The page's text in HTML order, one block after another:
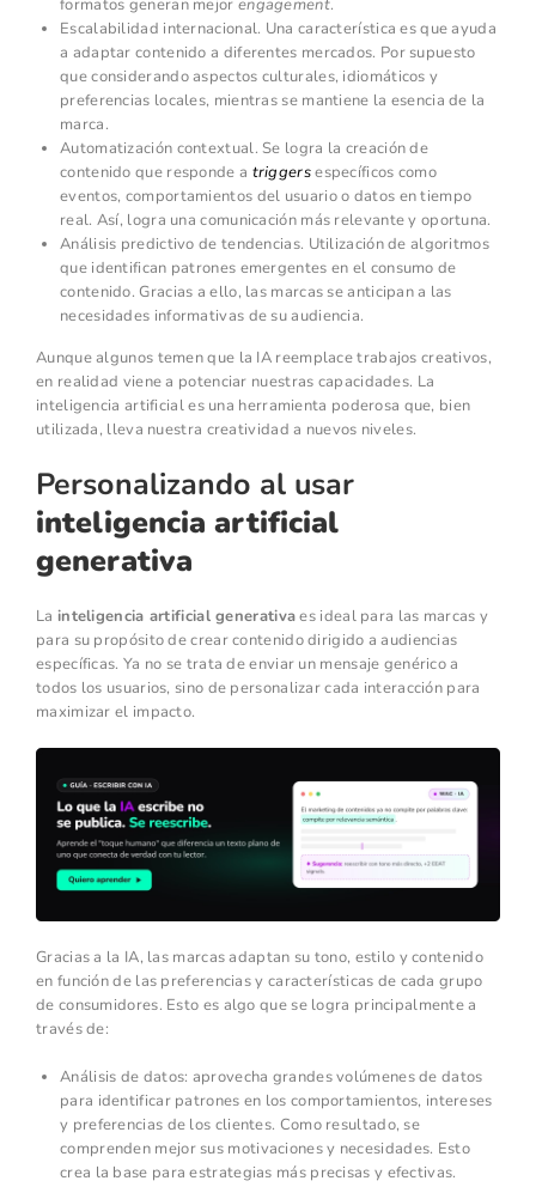
formatos generan mejor engagement.
Escalabilidad internacional. Una característica es que ayuda
a adaptar contenido a diferentes mercados. Por supuesto
que considerando aspectos culturales, idiomáticos y
preferencias locales, mientras se mantiene la esencia de la
marca.
Automatización contextual. Se logra la creación de
contenido que responde a triggersespecíficos como
eventos, comportamientos del usuario o datos en tiempo
real. Así, logra una comunicación más relevante y oportuna.
Análisis predictivo de tendencias. Utilización de algoritmos
que identifican patrones emergentes en el consumo de
contenido. Gracias a ello, las marcas se anticipan a las
necesidades informativas de su audiencia.
Aunque algunos temen que la IA reemplace trabajos creativos,
en realidad viene a potenciar nuestras capacidades. La
inteligencia artificial es una herramienta poderosa que, bien
utilizada, lleva nuestra creatividad a nuevos niveles.
Personalizando al usar
inteligencia artificial
generativa
La inteligencia artificial generativaes ideal para las marcas y
para su propósito de crear contenido dirigido a audiencias
específicas. Ya no se trata de enviar un mensaje genérico a
todos los usuarios, sino de personalizar cada interacción para
maximizar el impacto.
Gracias a la IA, las marcas adaptan su tono, estilo y contenido
en función de las preferencias y características de cada grupo
de consumidores. Esto es algo que se logra principalmente a
través de:
Análisis de datos: aprovecha grandes volúmenes de datos
para identificar patrones en los comportamientos, intereses
y preferencias de los clientes. Como resultado, se
comprenden mejor sus motivaciones y necesidades. Esto
crea la base para estrategias más precisas y efectivas.